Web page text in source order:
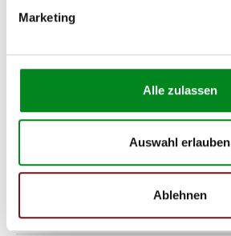
Marketing
Alle zulassen
Auswahl erlauben
Ablehnen
(LA06, LA12, LA1A, LA1M,
RENAULT MEGANE
Limousine (LA0/1_) 1.9 dCi
(LA0K, LA0Y)